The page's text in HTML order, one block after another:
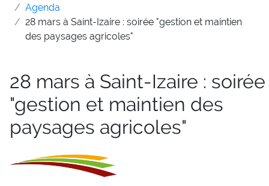
Agenda
28 mars à Saint-Izaire : soirée "gestion et maintien
des paysages agricoles"
28 mars à Saint-Izaire : soirée
"gestion et maintien des
paysages agricoles"